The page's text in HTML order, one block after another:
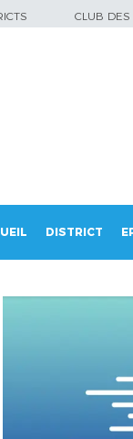
CLUB DES
DISTRICT